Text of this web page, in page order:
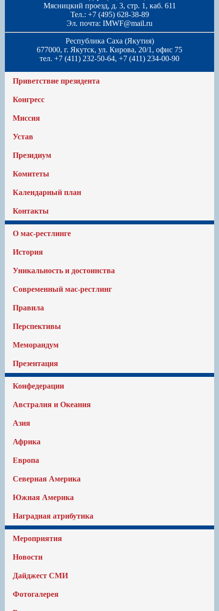
Мясницкий проезд, д. 3, стр. 1, каб. 611
Тел.: +7 (495) 628-38-89
Эл. почта: IMWF@mail.ru
Республика Саха (Якутия)
677000, г. Якутск, ул. Кирова, 20/1, офис 75
тел. +7 (411) 232-50-64, +7 (411) 234-00-90
Приветствие президента
Конгресс
Миссия
Устав
Президиум
Комитеты
Календарный план
Контакты
О мас-рестлинге
История
Уникальность и достоинства
Современный мас-рестлинг
Правила
Перспективы
Меморандум
Презентация
Конфедерации
Австралия и Океания
Азия
Африка
Европа
Северная Америка
Южная Америка
Наградная атрибутика
Мероприятия
Новости
Дайджест СМИ
Фотогалерея